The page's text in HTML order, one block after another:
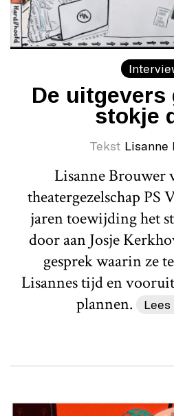
De uitgevers
stokje
Tekst Lisanne
Lisanne Brouwer
theatergezelschap PS
jaren toewijding het
door aan Josje
gesprek waarin ze
Lisannes tijd en
plannen.